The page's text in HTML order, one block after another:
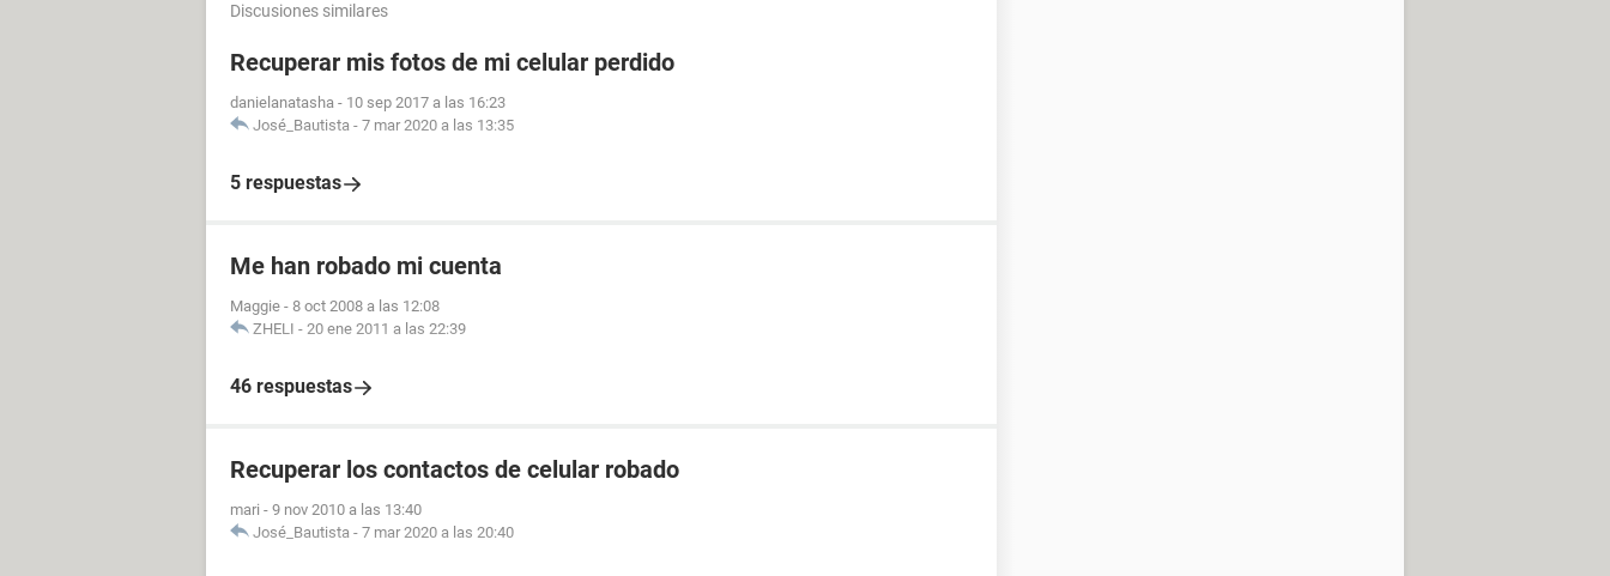
Discusiones similares
Recuperar mis fotos de mi celular perdido
danielanatasha - 10 sep 2017 a las 16:23
José_Bautista - 7 mar 2020 a las 13:35
5 respuestas
Me han robado mi cuenta
Maggie - 8 oct 2008 a las 12:08
ZHELI - 20 ene 2011 a las 22:39
46 respuestas
Recuperar los contactos de celular robado
mari - 9 nov 2010 a las 13:40
José_Bautista - 7 mar 2020 a las 20:40